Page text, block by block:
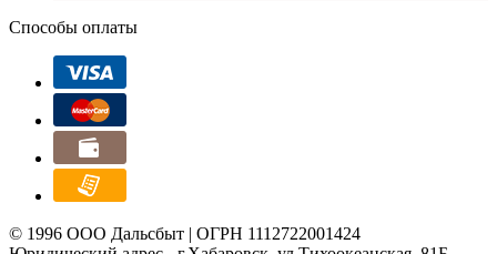
Способы оплаты
© 1996 ООО Дальсбыт | ОГРН 1112722001424